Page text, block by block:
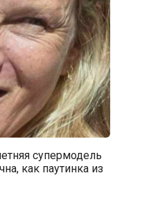
супермодель
как паутинка из